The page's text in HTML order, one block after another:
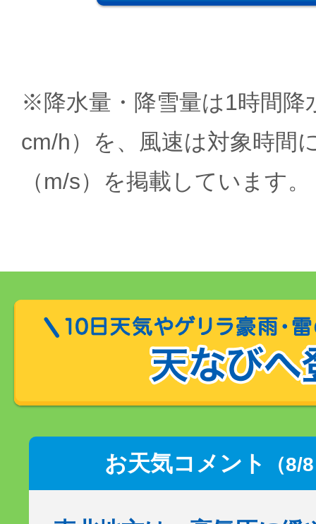
※降水量・降雪量は1時間降
cm/h）を、風速は対象時間
（m/s）を掲載しています。
お天気コメント （8/